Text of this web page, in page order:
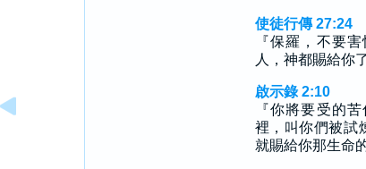
使徒行傳 27:24
『保羅，不要
人，神都賜給你
啟示錄 2:10
『你將要受的
裡，叫你們被試
就賜給你那生命